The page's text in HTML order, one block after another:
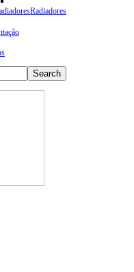
Radiadores